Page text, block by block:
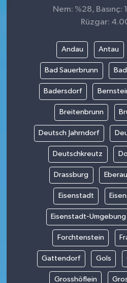
Nem: %28, Basınç:
Rüzgar:
Andau Antau
Bad Sauerbrunn
Badersdorf
Breitenbrunn
Deutsch Jahrndorf
Deutschkreutz
Drassburg Eberau
Eisenstadt
Eisenstadt-Umgebung
Forchtenstein
Gattendorf Gols
Grosshöflein